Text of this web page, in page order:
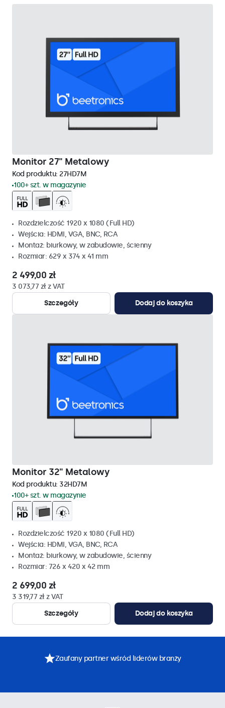
Monitor 27" Metalowy
Kod produktu: 27HD7M
100+ szt. w magazynie
Rozdzielczość 1920 x 1080 (Full HD)
Wejścia: HDMI, VGA, BNC, RCA
Montaż: biurkowy, w zabudowie, ścienny
Rozmiar: 629 x 374 x 41 mm
2 499,00 zł
3 073,77 zł z VAT
Szczegóły
Dodaj do koszyka
Monitor 32" Metalowy
Kod produktu: 32HD7M
100+ szt. w magazynie
Rozdzielczość 1920 x 1080 (Full HD)
Wejścia: HDMI, VGA, BNC, RCA
Montaż: biurkowy, w zabudowie, ścienny
Rozmiar: 726 x 420 x 42 mm
2 699,00 zł
3 319,77 zł z VAT
Szczegóły
Dodaj do koszyka
Zaufany partner wśród liderów branży